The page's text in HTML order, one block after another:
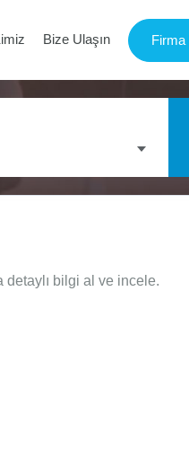
Bize Ulaşın Firma
detaylı bilgi al ve incele.